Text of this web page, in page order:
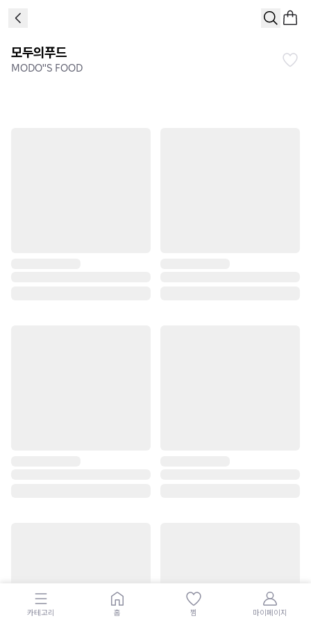
모두의푸드
MODO"S FOOD
카테고리 홈 찜 마이페이지